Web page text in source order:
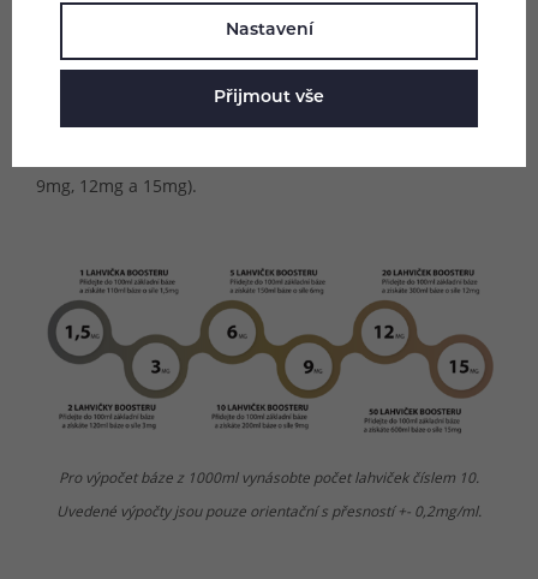
beznikotinovou bází JustVape a vytvořit tak náplň s vlastní
používat samostatně jako 18mg bázi pro silné
9mg, 12mg a 15mg).
Pro výpočet báze z 1000ml vynásobte počet lahviček číslem 10.
Uvedené výpočty jsou pouze orientační s přesností +- 0,2mg/ml.
Nastavení
Přijmout vše